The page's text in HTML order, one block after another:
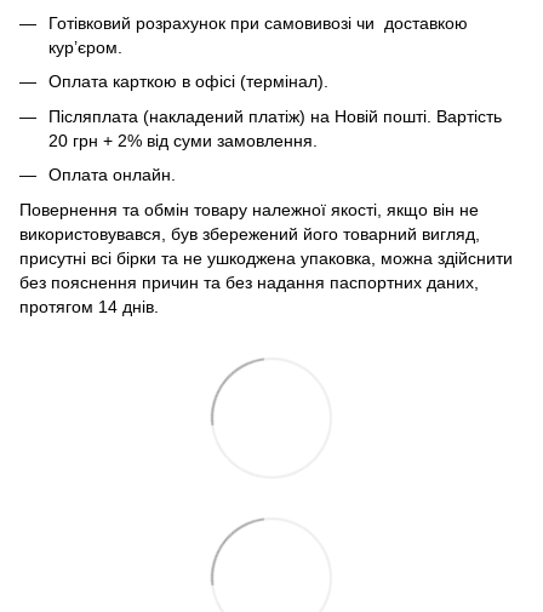
Готівковий розрахунок при самовивозі чи доставкою
кур’єром.
Оплата карткою в офісі (термінал).
Післяплата (накладений платіж) на Новій пошті. Вартість
20 грн + 2% від суми замовлення.
Оплата онлайн.
Повернення та обмін товару належної якості, якщо він не
використовувався, був збережений його товарний вигляд,
присутні всі бірки та не ушкоджена упаковка, можна здійснити
без пояснення причин та без надання паспортних даних,
протягом 14 днів.